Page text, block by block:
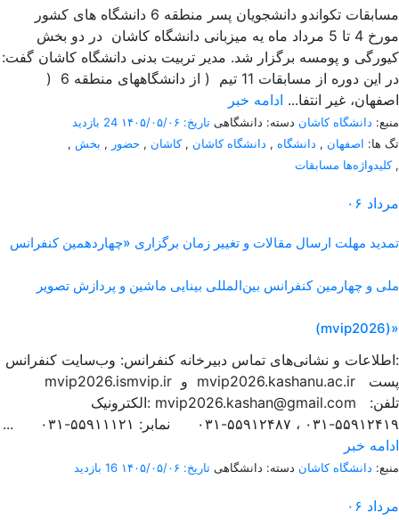
مسابقات تکواندو دانشجویان پسر منطقه 6 دانشگاه های کشور
مورخ 4 تا 5 مرداد ماه یه میزبانی دانشگاه کاشان در دو بخش
کیورگی و پومسه برگزار شد. مدیر تربیت بدنی دانشگاه کاشان گفت:
در این دوره از مسابقات 11 تیم ( از دانشگاههای منطقه 6 (
اصفهان، غیر انتفا... ادامه خبر
منبع: دانشگاه کاشان دسته: دانشگاهی تاریخ: ۱۴۰۵/۰۵/۰۶
24 بازدید
تگ ها: اصفهان , دانشگاه , دانشگاه کاشان ,کاشان , حضور , بخش ,
کلیدواژه‌ها مسابقات,
۰۶ مرداد
تمدید مهلت ارسال مقالات و تغییر زمان برگزاری «چهاردهمین کنفرانس
ملی و چهارمین کنفرانس بین‌المللی بینایی ماشین و پردازش تصویر
(mvip2026)»
اطلاعات و نشانی‌های تماس دبیرخانه کنفرانس: وب‌سایت کنفرانس:
mvip2026.ismvip.ir و mvip2026.kashanu.ac.ir پست
الکترونیک: mvip2026.kashan@gmail.com تلفن:
۵۵۹۱۲۴۱۹-۰۳۱ ، ۵۵۹۱۲۴۸۷-۰۳۱ نمابر: ۵۵۹۱۱۱۲۱-۰۳۱ ...
ادامه خبر
منبع: دانشگاه کاشان دسته: دانشگاهی تاریخ: ۱۴۰۵/۰۵/۰۶ 16 بازدید
۰۶ مرداد